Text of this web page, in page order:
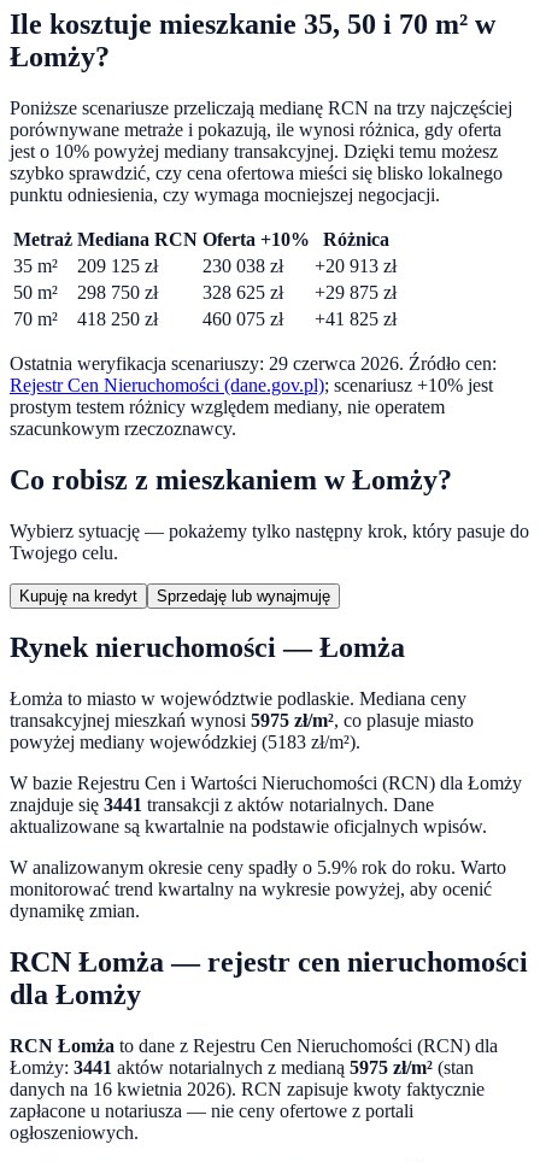
Ile kosztuje mieszkanie 35, 50 i 70 m² w
Łomży?
Poniższe scenariusze przeliczają medianę RCN na trzy najczęściej
porównywane metraże i pokazują, ile wynosi różnica, gdy oferta
jest o 10% powyżej mediany transakcyjnej. Dzięki temu możesz
szybko sprawdzić, czy cena ofertowa mieści się blisko lokalnego
punktu odniesienia, czy wymaga mocniejszej negocjacji.
Metraż Mediana RCN Oferta +10%
Różnica
35 m² 209 125 zł 230 038 zł +20 913 zł
50 m² 298 750 zł 328 625 zł +29 875 zł
70 m² 418 250 zł 460 075 zł +41 825 zł
Ostatnia weryfikacja scenariuszy: 29 czerwca 2026. Źródło cen:
Rejestr Cen Nieruchomości (dane.gov.pl); scenariusz +10% jest
prostym testem różnicy względem mediany, nie operatem
szacunkowym rzeczoznawcy.
Co robisz z mieszkaniem wŁomży?
Wybierz sytuację — pokażemy tylko następny krok, który pasuje do
Twojego celu.
Kupuję na kredyt Sprzedaję lub wynajmuję
Rynek nieruchomości —Łomża
Łomża to miasto w województwie podlaskie. Mediana ceny
transakcyjnej mieszkań wynosi 5975 zł/m², co plasuje miasto
powyżej mediany wojewódzkiej (5183 zł/m²).
W bazie Rejestru Cen i Wartości Nieruchomości (RCN) dla Łomży
znajduje się 3441 transakcji z aktów notarialnych. Dane
aktualizowane są kwartalnie na podstawie oficjalnych wpisów.
W analizowanym okresie ceny spadły o 5.9% rok do roku. Warto
monitorować trend kwartalny na wykresie powyżej, aby ocenić
dynamikę zmian.
RCN Łomża— rejestr cen nieruchomości
dla Łomży
RCN Łomża to dane z Rejestru Cen Nieruchomości (RCN) dla
Łomży: 3441 aktów notarialnych z medianą 5975 zł/m² (stan
danych na 16 kwietnia 2026). RCN zapisuje kwoty faktycznie
zapłacone u notariusza — nie ceny ofertowe z portali
ogłoszeniowych.